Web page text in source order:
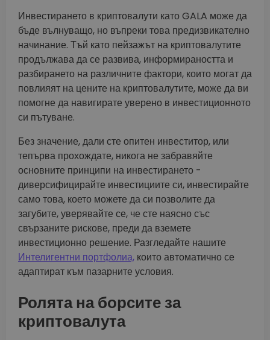
Инвестирането в криптовалути като GALA може да
бъде вълнуващо, но въпреки това предизвикателно
начинание. Тъй като пейзажът на криптовалутите
продължава да се развива, информираността и
разбирането на различните фактори, които могат да
повлияят на цените на криптовалутите, може да ви
помогне да навигирате уверено в инвестиционното
си пътуване.
Без значение, дали сте опитен инвеститор, или
тепърва прохождате, никога не забравяйте
основните принципи на инвестирането -
диверсифицирайте инвестициите си, инвестирайте
само това, което можете да си позволите да
загубите, уверявайте се, че сте наясно със
свързаните рискове, преди да вземете
инвестиционно решение. Разгледайте нашите
Интелигентни портфолиа, които автоматично се
адаптират към пазарните условия.
Ролята на борсите за
криптовалута